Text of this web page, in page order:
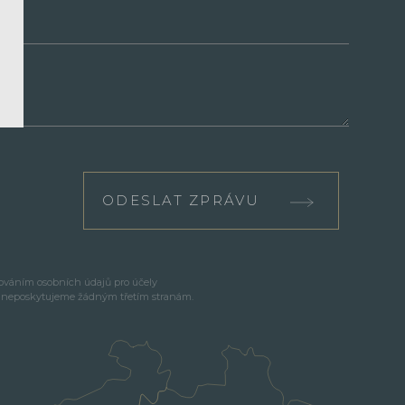
ODESLAT ZPRÁVU
osobních údajů pro účely
žádným třetím stranám.